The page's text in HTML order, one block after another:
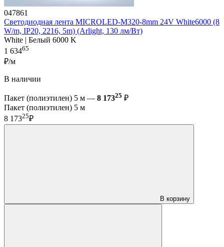
047861
Светодиодная лента MICROLED-M320-8mm 24V White6000 (8
W/m, IP20, 2216, 5m) (Arlight, 130 лм/Вт)
White | Белый 6000 K
1 63465
₽/м
В наличии
Пакет (полиэтилен) 5 м — 8 17325 ₽
Пакет (полиэтилен) 5 м
8 17325₽
В корзину